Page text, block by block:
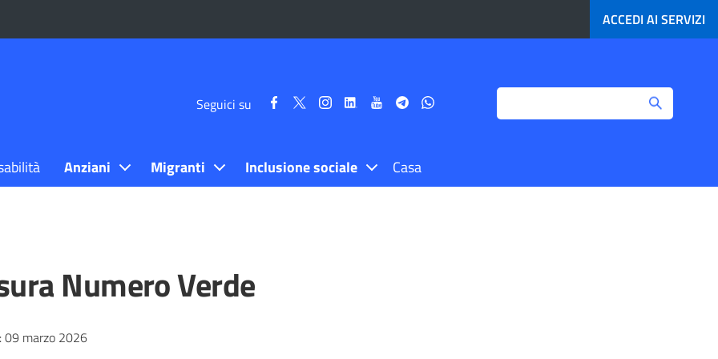
ACCEDI AI SERVIZI
Seguici su
Seguici SeguiciSeguici Seguici SeguiciSeguiciSeguici
Search
Anziani Migranti Inclusione sociale Casa
Numero Verde
09 marzo 2026